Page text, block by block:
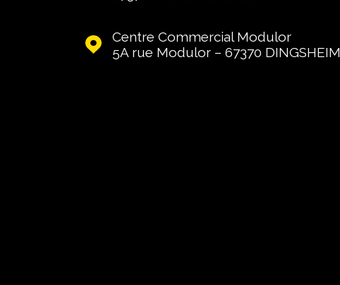
Centre Commercial Modulor
5A rue Modulor – 67370
DINGSHEIM